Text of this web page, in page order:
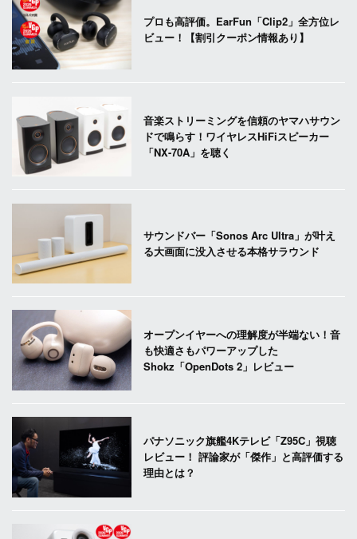
プロも高評価。EarFun「Clip2」全方位レ
ビュー！【割引クーポン情報あり】
音楽ストリーミングを信頼のヤマハサウン
ドで鳴らす！ワイヤレスHiFiスピーカー
「NX-70A」を聴く
サウンドバー「Sonos Arc Ultra」が叶え
る大画面に没入させる本格サラウンド
オープンイヤーへの理解度が半端ない！音
も快適さもパワーアップした
Shokz「OpenDots 2」レビュー
パナソニック旗艦4Kテレビ「Z95C」視聴
レビュー！ 評論家が「傑作」と高評価する
理由とは？